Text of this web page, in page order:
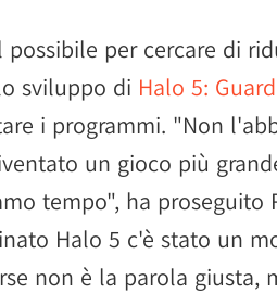
per cercare di
sviluppo di Halo 5:
i programmi. "Non
un gioco più
tempo", ha proseguito
Halo 5 c'è stato un
non è la parola giusta,